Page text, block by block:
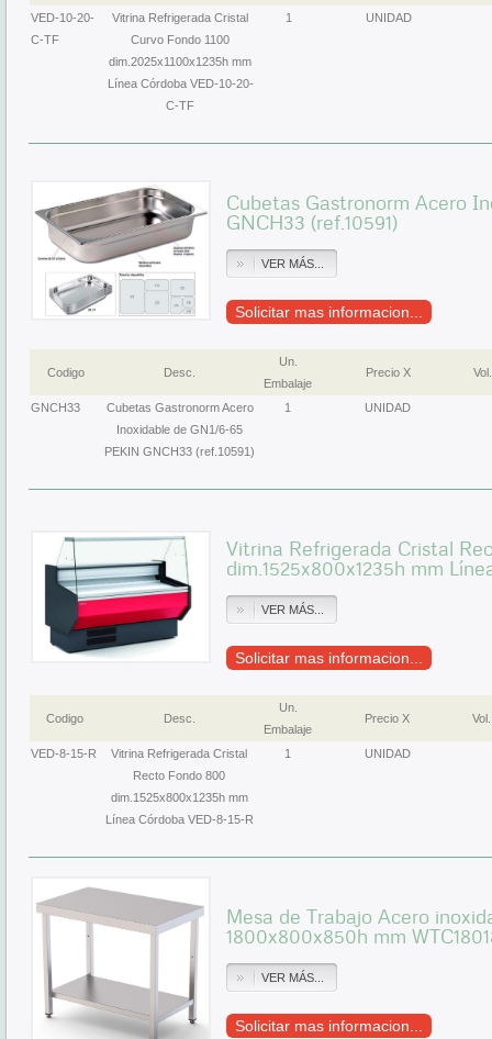
VED-10-20-
C-TF
Vitrina Refrigerada Cristal
Curvo Fondo 1100
dim.2025x1100x1235h mm
Línea Córdoba VED-10-20-
C-TF
1 UNIDAD
Cubetas Gastronorm Acero
GNCH33 (ref.10591)
VER MÁS...
Solicitar mas informacion...
Codigo Desc.
Un.
Embalaje
Precio X Vol.
GNCH33
Cubetas Gastronorm Acero
Inoxidable de GN1/6-65
PEKIN GNCH33 (ref.10591)
1 UNIDAD
Vitrina Refrigerada Cristal
dim.1525x800x1235h mm
VER MÁS...
Solicitar mas informacion...
Codigo Desc.
Un.
Embalaje
Precio X Vol.
VED-8-15-R
Vitrina Refrigerada Cristal
Recto Fondo 800
dim.1525x800x1235h mm
Línea Córdoba VED-8-15-R
1 UNIDAD
Mesa de Trabajo Acero
1800x800x850h mm
VER MÁS...
Solicitar mas informacion...